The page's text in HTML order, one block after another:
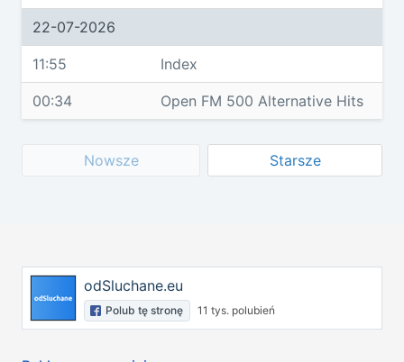
22-07-2026
11:55 Index
00:34 Open FM 500 Alternative Hits
Nowsze Starsze
odSluchane.eu
Polub tę stronę 11 tys. polubień